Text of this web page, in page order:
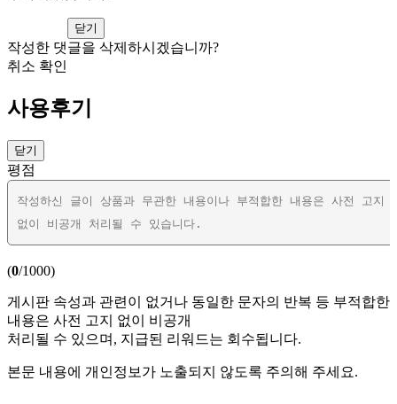
닫기
작성한 댓글을 삭제하시겠습니까?
취소 확인
사용후기
닫기
평점
(0/1000)
게시판 속성과 관련이 없거나 동일한 문자의 반복 등 부적합한
내용은 사전 고지 없이 비공개
처리될 수 있으며, 지급된 리워드는 회수됩니다.
본문 내용에 개인정보가 노출되지 않도록 주의해 주세요.